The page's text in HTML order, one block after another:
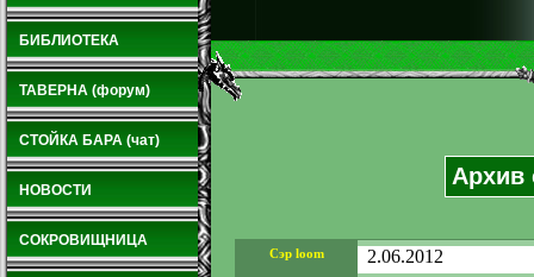
БИБЛИОТЕКА
ТАВЕРНА (форум)
СТОЙКА БАРА (чат)
НОВОСТИ
СОКРОВИЩНИЦА
Архив
Сэр loom
2.06.2012